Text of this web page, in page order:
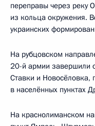
переправы через реку
из кольца окружения.
украинских
На рубцовском
20-й армии завершили
Ставки и Новосёловка,
в населённых пунктах
На краснолиманском